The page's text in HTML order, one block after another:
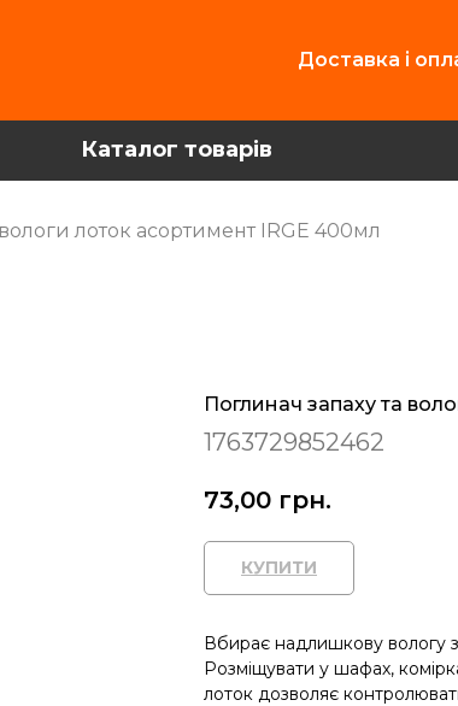
Доставка і
Каталог товарів
лоток асортимент IRGE 400мл
Поглинач запаху та
1763729852462
73,00 грн.
КУПИТИ
Вбирає надлишкову вологу з
Розміщувати у шафах,
лоток дозволяє